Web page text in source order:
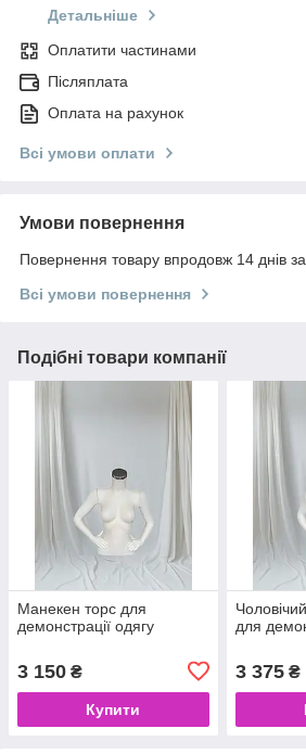
Детальніше
Оплатити частинами
Післяплата
Оплата на рахунок
Всі умови оплати
Умови повернення
Повернення товару впродовж 14 днів
Всі умови повернення
Подібні товари компанії
Манекен торс для
демонстрації одягу
3 150 ₴
Купити
для
3 375₴